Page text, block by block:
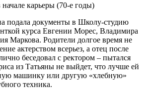
начале карьеры (70-е годы)
подала документы в Школу-студию
курса Евгении Морес, Владимира
Маркова. Родители долгое время не
актерством всерьез, а отец после
беседовал с ректором – пытался
из Татьяны не выйдет, что лучше ей
машинку или другую «хлебную»
техника.